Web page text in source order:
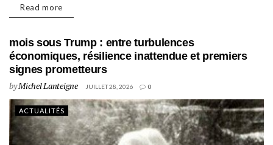
Read more
mois sous Trump : entre turbulences
économiques, résilience inattendue et premiers
signes prometteurs
byMichel Lanteigne JUILLET 28, 2026 0
ACTUALITÉS